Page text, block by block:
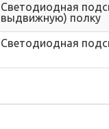
Светодиодная
выдвижную) полку
Светодиодная